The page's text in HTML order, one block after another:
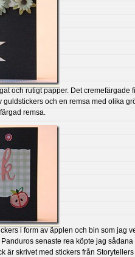
och rutigt papper. Det cremefärgade
guldstickers och en remsa med olika
remsa.
i form av äpplen och bin som jag
senaste rea köpte jag sådana
är skrivet med stickers från